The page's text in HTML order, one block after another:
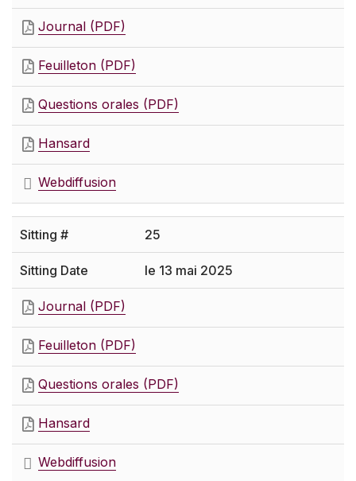
Journal (PDF)
Feuilleton (PDF)
Questions orales (PDF)
Hansard
Webdiffusion
25
le 13 mai 2025
Journal (PDF)
Feuilleton (PDF)
Questions orales (PDF)
Hansard
Webdiffusion